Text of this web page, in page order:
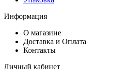
Информация
О магазине
Доставка и Оплата
Контакты
Личный кабинет